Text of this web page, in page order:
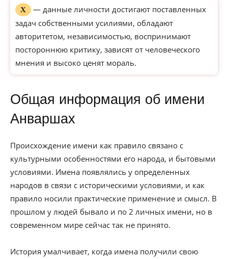
Х
— данные личности достигают поставленных
задач собственными усилиями, обладают
авторитетом, независимостью, воспринимают
постороннюю критику, зависят от человеческого
мнения и высоко ценят мораль.
Общая информация об имени
Анваршах
Происхождение имени как правило связано с
культурными особенностями его народа, и бытовыми
условиями. Имена появлялись у определенных
народов в связи с историческими условиями, и как
правило носили практические применение и смысл. В
прошлом у людей бывало и по 2 личных имени, но в
современном мире сейчас так не принято.
История умалчивает, когда имена получили свою